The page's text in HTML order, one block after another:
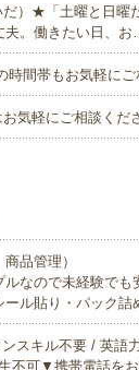
）★「土曜と日曜
夫。働きたい日、
間帯もお気軽にご
気軽にご相談く
品管理）
ルなので未経験で
ール貼り・パック
スキル不要 / 英語
可▼携帯電話を